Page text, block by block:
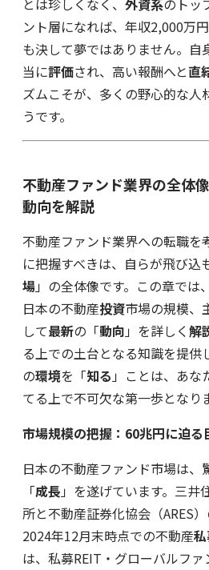
とは珍しくなく、外資系のトッ
ント層になれば、年収2,000万
も決して夢ではありません。自
当に評価され、高い報酬へと直
ズムこそが、多くの野心的な人
うです。
不動産ファンド業界の全体
動向を解説
不動産ファンド業界への転職を
に把握すべきは、自らが飛び込
場」の全体像です。この章では
日本の不動産投資市場の規模、
して最新の「動向」を詳しく解
る上での土台となる知識を提供
の環境を「知る」ことは、あな
てる上で不可欠な第一歩となり
市場規模の把握：60兆円に迫る
日本の不動産ファンド市場は、
「成長」を遂げています。三井
所と不動産証券化協会（ARES
2024年12月末時点での不動産
は、私募REIT・グローバルファ